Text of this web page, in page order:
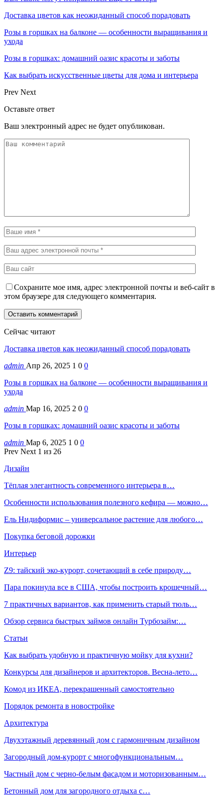
Доставка цветов как неожиданный способ порадовать
Розы в горшках на балконе — особенности выращивания и
ухода
Розы в горшках: домашний оазис красоты и заботы
Как выбрать искусственные цветы для дома и интерьера
Prev Next
Оставьте ответ
Ваш электронный адрес не будет опубликован.
Сохраните мое имя, адрес электронной почты и веб-сайт в
этом браузере для следующего комментария.
Сейчас читают
Доставка цветов как неожиданный способ порадовать
admin Апр 26, 2025 1 0 0
Розы в горшках на балконе — особенности выращивания и
ухода
admin Мар 16, 2025 2 0 0
Розы в горшках: домашний оазис красоты и заботы
admin Мар 6, 2025 1 0 0
Prev Next 1 из 26
Дизайн
Тёплая элегантность современного интерьера в…
Особенности использования полезного кефира — можно…
Ель Нидиформис – универсальное растение для любого…
Покупка беговой дорожки
Интерьер
Z9: тайский эко-курорт, сочетающий в себе природу…
Пара покинула все в США, чтобы построить крошечный…
7 практичных вариантов, как применить старый тюль…
Обзор сервиса быстрых займов онлайн Турбозайм:…
Статьи
Как выбрать удобную и практичную мойку для кухни?
Конкурсы для дизайнеров и архитекторов. Весна-лето…
Комод из ИКЕА, перекрашенный самостоятельно
Порядок ремонта в новостройке
Архитектура
Двухэтажный деревянный дом с гармоничным дизайном
Загородный дом-курорт с многофункциональным…
Частный дом с черно-белым фасадом и моторизованным…
Бетонный дом для загородного отдыха с…